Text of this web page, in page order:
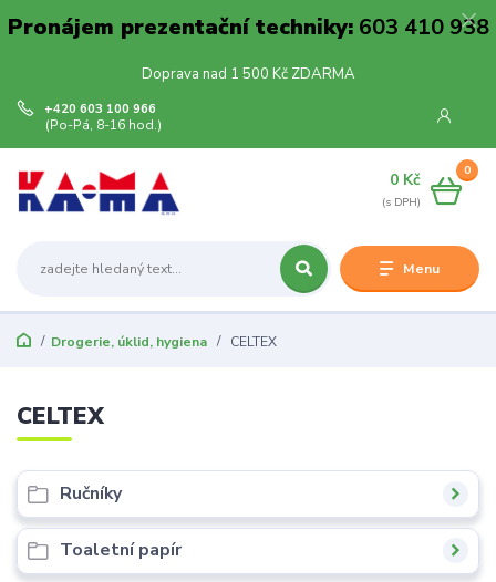
Pronájem prezentační techniky:603 410 938
Doprava nad 1 500 Kč ZDARMA
Menu
+420 603 100 966
(Po-Pá, 8-16 hod.)
0
0 Kč
Drogerie, úklid, hygiena CELTEX
CELTEX
Ručníky
Toaletní papír